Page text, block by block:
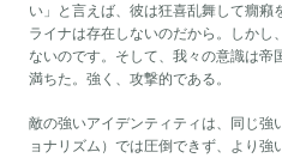
い」と言えば、彼は狂喜乱舞して癇癪
ライナは存在しないのだから。しかし
ないのです。そして、我々の意識は帝
満ちた。強く、攻撃的である。
敵の強いアイデンティティは、同じ強
ョナリズム）では圧倒できず、より